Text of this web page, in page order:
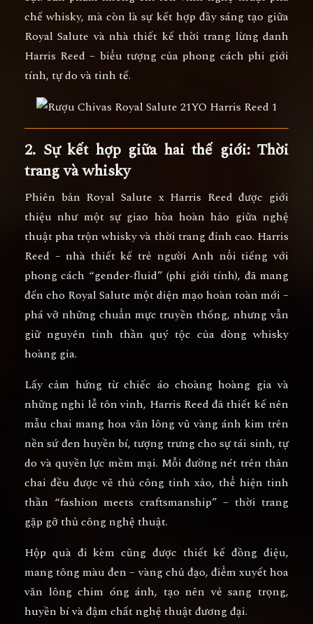
chế whisky, mà còn làsự kết hợp đầy sáng tạo giữa
Royal Salute và nhà thiết kế thời trang lừng danh
Harris Reed – biểu tượng của phong cách phi giới
tính, tự do và tinh tế.
2. Sự kết hợp giữa hai thế giới: Thời
trang và whisky
Phiên bản Royal Salute x Harris Reed được giới
thiệu như một sự giao hòa hoàn hảo giữa nghệ
thuật pha trộn whisky và thời trang đỉnh cao. Harris
Reed – nhà thiết kế trẻ người Anh nổi tiếng với
phong cách “gender-fluid” (phi giới tính), đã mang
đến cho Royal Salute một diện mạo hoàn toàn mới –
phá vỡ những chuẩn mực truyền thống, nhưng vẫn
giữ nguyên tinh thần quý tộc của dòng whisky
hoàng gia.
Lấy cảm hứng từchiếc áo choàng hoàng gia và
những nghi lễ tôn vinh, Harris Reed đã thiết kế nên
mẫu chai mang hoa văn lông vũ vàng ánh kim trên
nền sứ đen huyền bí, tượng trưng chosự tái sinh, tự
do và quyền lực mềm mại. Mỗi đường nét trên thân
chai đều được vẽ thủ công tinh xảo, thể hiện tinh
thần “fashion meets craftsmanship” – thời trang
gặp gỡ thủ công nghệ thuật.
Hộp quà đi kèm cũng được thiết kế đồng điệu,
mang tông màu đen – vàng chủ đạo, điểm xuyết hoa
văn lông chim óng ánh, tạo nên vẻsang trọng,
huyền bí và đậm chất nghệ thuật đương đại.